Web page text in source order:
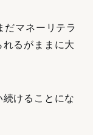
だマネーリテラ
るがままに大
けることにな